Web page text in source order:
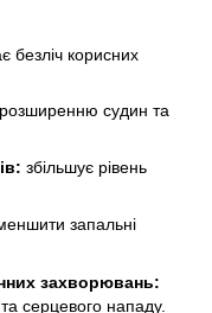
безліч корисних
судин та
збільшує рівень
запальні
захворювань:
серцевого нападу.